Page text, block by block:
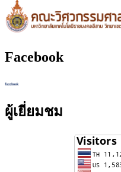
Facebook
ผู้เยี่ยมชม